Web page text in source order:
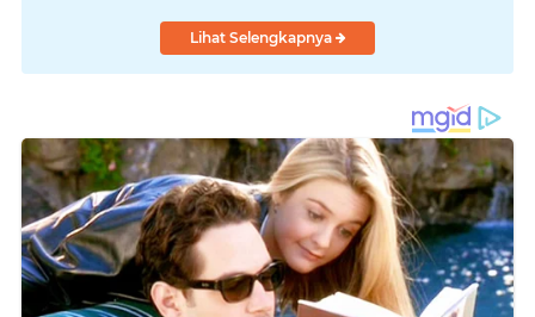
Lihat Selengkapnya